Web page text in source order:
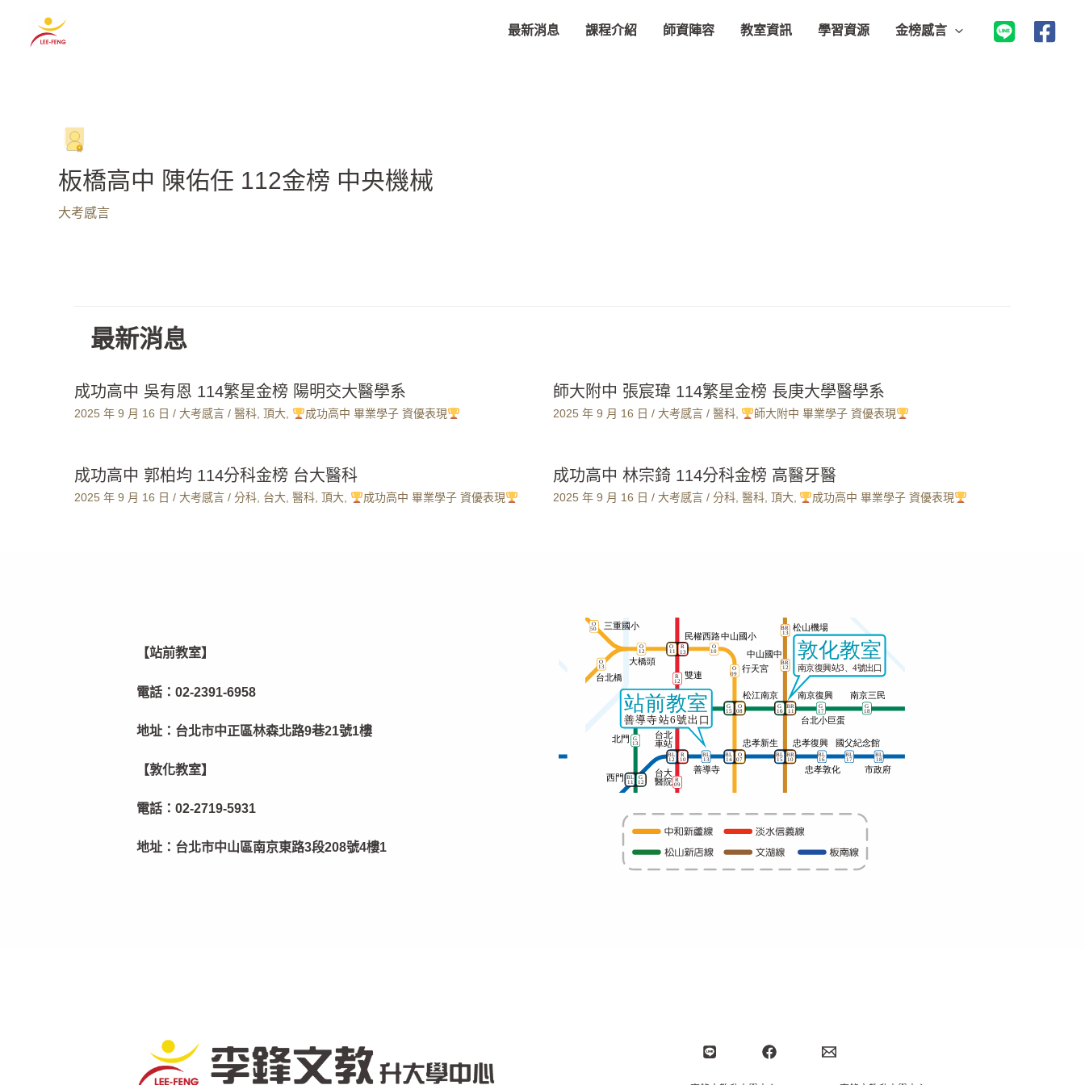
最新消息 課程介紹 師資陣容 教室資訊 學習資源 金榜感言
板橋高中 陳佑任 112金榜 中央機械
大考感言
最新消息
成功高中 吳有恩 114繁星金榜 陽明交大醫學系
2025 年 9 月 16 日 / 大考感言 / 醫科, 頂大, 成功高中 畢業學子 資優表現
師大附中 張宸瑋 114繁星金榜 長庚大學醫學系
2025 年 9 月 16 日 / 大考感言/ 醫科, 師大附中 畢業學子 資優表現
成功高中 郭柏均 114分科金榜 台大醫科
2025 年 9 月 16 日 / 大考感言 / 分科, 台大, 醫科, 頂大, 成功高中 畢業學子 資優表現
成功高中 林宗錡 114分科金榜 高醫牙醫
2025 年 9 月 16 日 / 大考感言/ 分科, 醫科, 頂大, 成功高中 畢業學子 資優表現
【站前教室】
電話：02-2391-6958
地址： 台北市中正區林森北路9巷21號1樓
【敦化教室】
電話：02-2719-5931
地址： 台北市中山區南京東路3段208號4樓1